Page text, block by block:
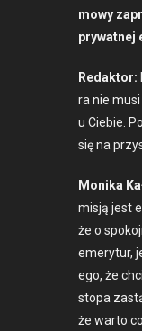
mowy
pry­wat­nej
Redak­tor:
ra nie
u Ciebie.
się na
Moni­ka
mis­ją jest
że o
emery­tur,
ego, że
stopa
że warto